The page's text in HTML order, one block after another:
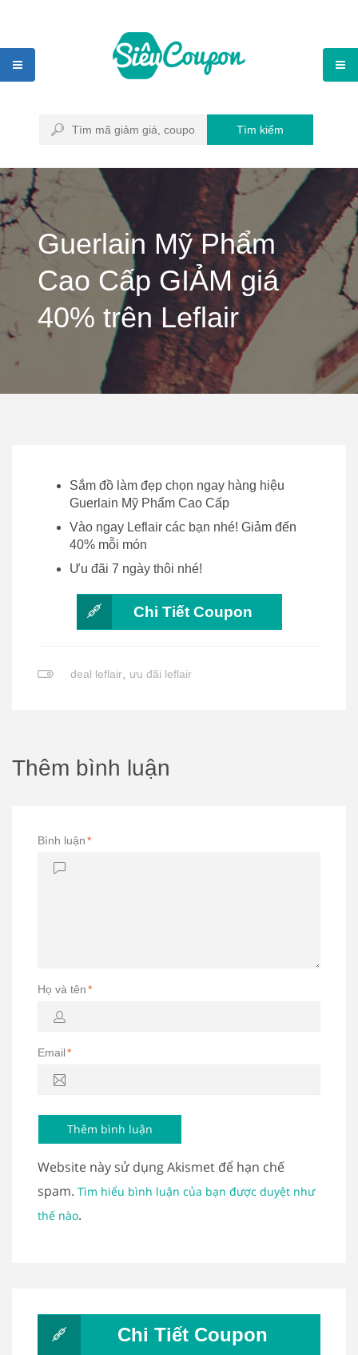
Tìm kiếm
Guerlain Mỹ Phẩm
Cao Cấp GIẢM giá
40% trên Leflair
Sắm đồ làm đẹp chọn ngay hàng hiệu
Guerlain Mỹ Phẩm Cao Cấp
Vào ngay Leflair các bạn nhé! Giảm đến
40% mỗi món
Ưu đãi 7 ngày thôi nhé!
Chi Tiết Coupon
deal leflair, ưu đãi leflair
Thêm bình luận
Bình luận*
Họ và tên*
Email*
Website này sử dụng Akismet để hạn chế
spam. Tìm hiểu bình luận của bạn được duyệt như
thế nào.
Chi Tiết Coupon